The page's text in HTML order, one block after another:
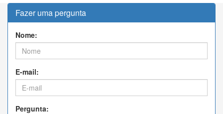
Fazer uma pergunta
Nome:
E-mail:
Pergunta: